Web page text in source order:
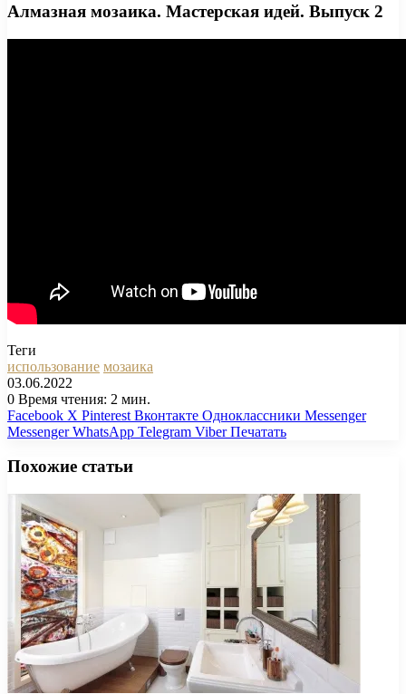
Алмазная мозаика. Мастерская идей. Выпуск 2
Теги
использование мозаика
03.06.2022
0 Время чтения: 2 мин.
Facebook X Pinterest Вконтакте Одноклассники Messenger
Messenger WhatsApp Telegram Viber Печатать
Похожие статьи